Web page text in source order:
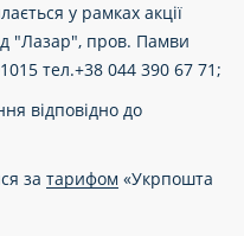
у рамках акції
"Лазар", пров. Памви
тел.+38 044 390 67 71;
відповідно до
за тарифом «Укрпошта